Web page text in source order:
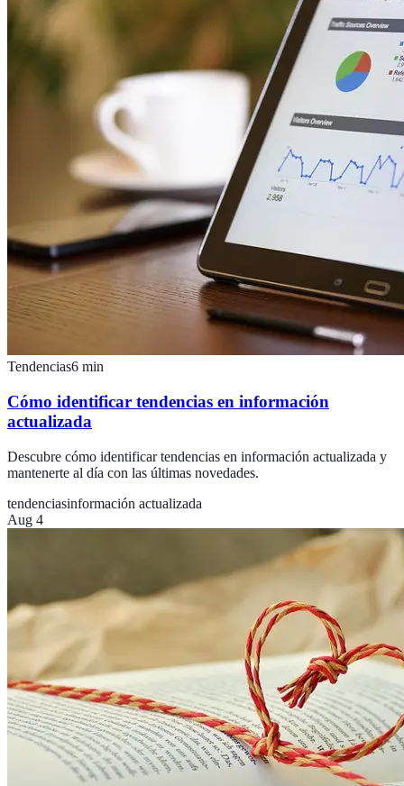
Tendencias6 min
Cómo identificar tendencias en información
actualizada
Descubre cómo identificar tendencias en información actualizada y
mantenerte al día con las últimas novedades.
tendenciasinformación actualizada
Aug 4